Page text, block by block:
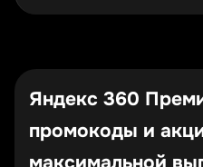
Яндекс 360
промокоды и